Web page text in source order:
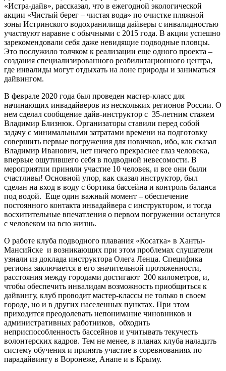
«Истра-дайв», рассказал, что в ежегодной экологической
акции «Чистый берег – чистая вода» по очистке пляжной
зоны Истринского водохранилища дайверы с инвалидностью
участвуют наравне с обычными с 2015 года. В акции успешно
зарекомендовали себя даже невидящие подводные пловцы.
Это послужило толчком к реализации еще одного проекта –
создания специализированного реабилитационного центра,
где инвалиды могут отдыхать на лоне природы и заниматься
дайвингом.
В феврале 2020 года был проведен мастер-класс для
начинающих инвадайверов из нескольких регионов России. О
нем сделал сообщение дайв-инструктор с 35-летним стажем
Владимир Близнюк. Организаторы ставили перед собой
задачу с минимальными затратами времени на подготовку
совершить первые погружения для новичков, ибо, как сказал
Владимир Иванович, нет ничего прекраснее глаз человека,
впервые ощутившего себя в подводной невесомости. В
мероприятии приняли участие 10 человек, и все они были
счастливы! Основной упор, как сказал инструктор, был
сделан на вход в воду с бортика бассейна и контроль баланса
под водой. Еще один важный момент – обеспечение
постоянного контакта инвадайвера с инструктором, и тогда
восхитительные впечатления о первом погружении останутся
с человеком на всю жизнь.
О работе клуба подводного плавания «Косатка» в Ханты-
Мансийске и возникающих при этом проблемах слушатели
узнали из доклада инструктора Олега Ленца. Специфика
региона заключается в его значительной протяженности,
расстояния между городами достигают 200 километров, и,
чтобы обеспечить инвалидам возможность приобщиться к
дайвингу, клуб проводит мастер-классы не только в своем
городе, но и в других населенных пунктах. При этом
приходится преодолевать непонимание чиновников и
административных работников, обходить
неприспособленность бассейнов и учитывать текучесть
волонтерских кадров. Тем не менее, в планах клуба наладить
систему обучения и принять участие в соревнованиях по
парадайвингу в Воронеже, Анапе и в Крыму.